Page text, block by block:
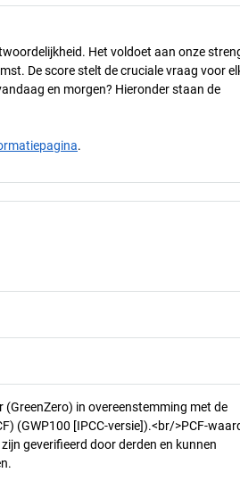
Het voldoet aan onze
De score stelt de cruciale vraag voor
en morgen? Hieronder staan de
.
in overeenstemming met de
(GWP100 [IPCC-versie]).<br/>PCF-
geverifieerd door derden en kunnen